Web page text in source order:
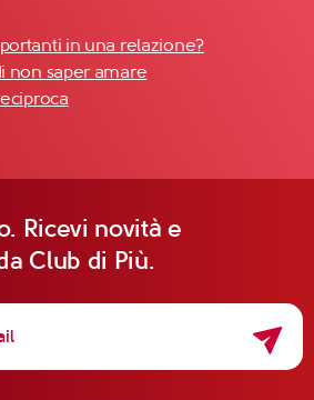
in una relazione?
non saper amare
Ricevi novità e
Club di Più.